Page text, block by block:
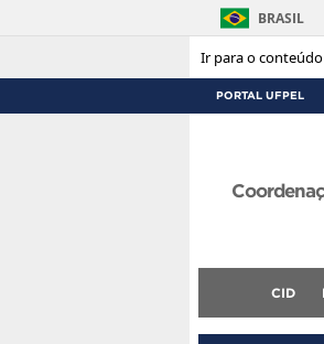
Ir para o conteúdo
BRASIL
PORTAL UFPEL
CID